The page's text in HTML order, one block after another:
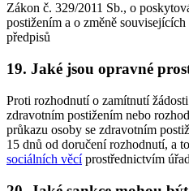
Zákon č. 329/2011 Sb., o
postižením a o změně
předpisů
19. Jaké jsou opravné
Proti rozhodnutí o zamítnutí
zdravotním postižením nebo
průkazu osoby se zdravotním
15 dnů od doručení rozhodnutí, a
sociálních věcíprostřednictvím